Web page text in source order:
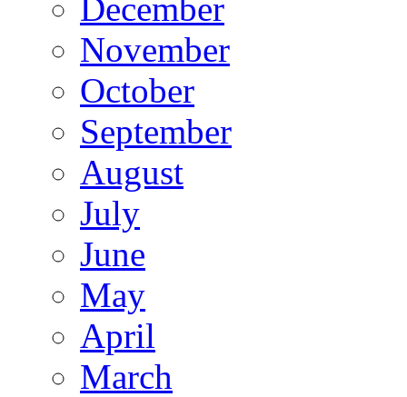
December
November
October
September
August
July
June
May
April
March